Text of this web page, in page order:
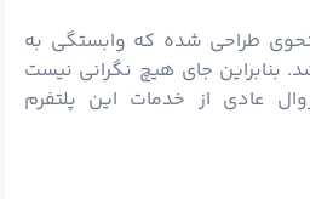
طراحی شده که وابستگی به
بنابراین جای هیچ نگرانی نیست
عادی از خدمات این پلتفرم